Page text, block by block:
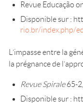
Revue Educação
Disponible sur :
rio.br/index.php/
L’impasse entre la
la prégnance de
Revue Spirale65-
Disponible sur :